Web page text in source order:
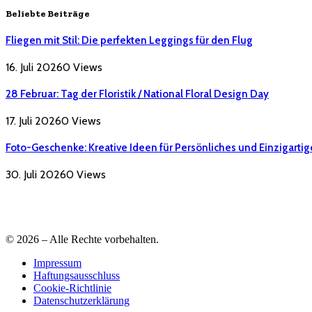
Beliebte Beiträge
Fliegen mit Stil: Die perfekten Leggings für den Flug
16. Juli 20260 Views
28 Februar: Tag der Floristik / National Floral Design Day
17. Juli 20260 Views
Foto-Geschenke: Kreative Ideen für Persönliches und
30. Juli 20260 Views
© 2026 – Alle Rechte vorbehalten.
Impressum
Haftungsausschluss
Cookie-Richtlinie
Datenschutzerklärung